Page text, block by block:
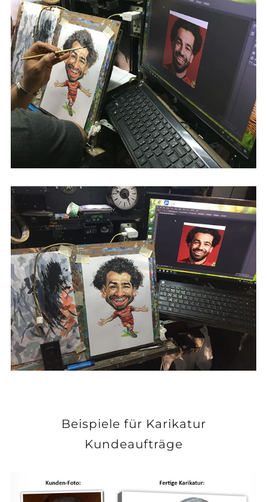
Beispiele für Karikatur
Kundeaufträge